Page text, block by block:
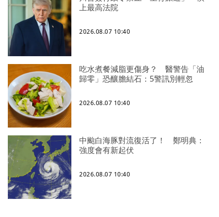
上最高法院
2026.08.07 10:40
吃水煮餐減脂更傷身？ 醫警告「油
歸零」恐釀膽結石：5警訊別輕忽
2026.08.07 10:40
中颱白海豚對流復活了！ 鄭明典：
強度會有新起伏
2026.08.07 10:40